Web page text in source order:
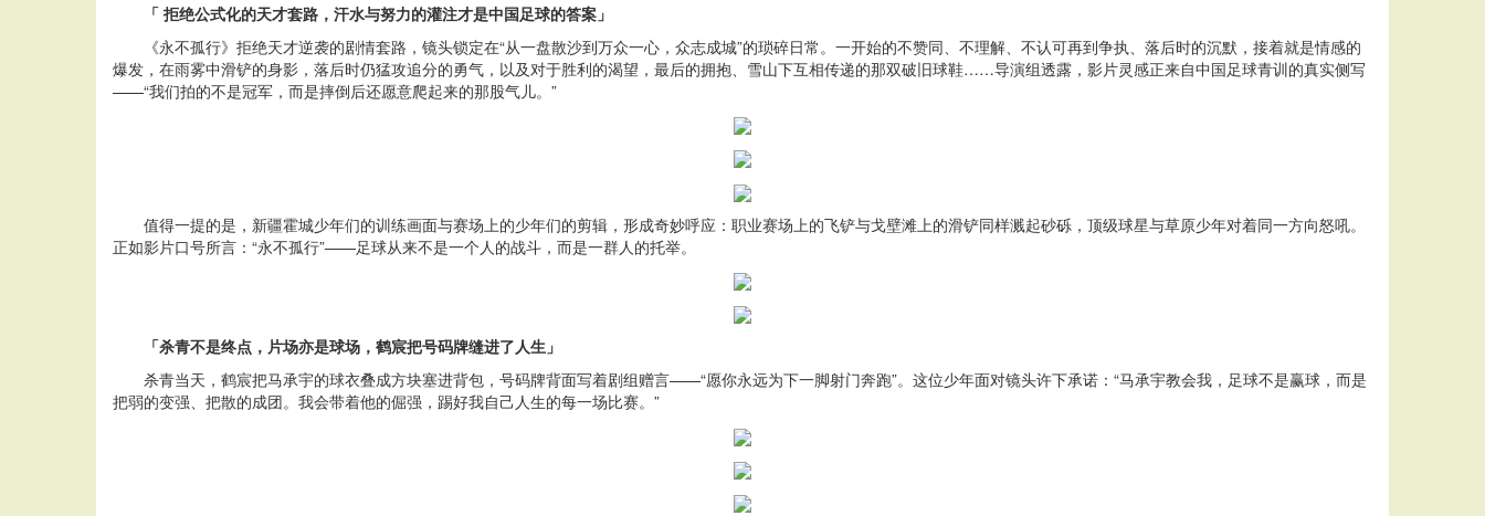
「 拒绝公式化的天才套路，汗水与努力的灌注才是中国足球的答案」
《永不孤行》拒绝天才逆袭的剧情套路，镜头锁定在“从一盘散沙到万众一心，众志成城”的琐碎日常。一开始的不赞同、不理解、不认可再到争执、落后时的沉默，接着就是情感的
爆发，在雨雾中滑铲的身影，落后时仍猛攻追分的勇气，以及对于胜利的渴望，最后的拥抱、雪山下互相传递的那双破旧球鞋……导演组透露，影片灵感正来自中国足球青训的真实侧写
——“我们拍的不是冠军，而是摔倒后还愿意爬起来的那股气儿。”
值得一提的是，新疆霍城少年们的训练画面与赛场上的少年们的剪辑，形成奇妙呼应：职业赛场上的飞铲与戈壁滩上的滑铲同样溅起砂砾，顶级球星与草原少年对着同一方向怒吼。
正如影片口号所言：“永不孤行”——足球从来不是一个人的战斗，而是一群人的托举。
「杀青不是终点，片场亦是球场，鹤宸把号码牌缝进了人生」
杀青当天，鹤宸把马承宇的球衣叠成方块塞进背包，号码牌背面写着剧组赠言——“愿你永远为下一脚射门奔跑”。这位少年面对镜头许下承诺：“马承宇教会我，足球不是赢球，而是
把弱的变强、把散的成团。我会带着他的倔强，踢好我自己人生的每一场比赛。”